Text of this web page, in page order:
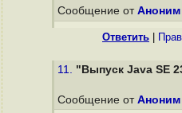
Сообщение от Аноним
Ответить
11. "Выпуск Java SE
Сообщение от Аноним